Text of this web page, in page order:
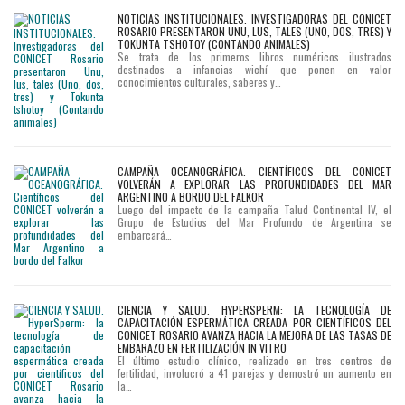
NOTICIAS INSTITUCIONALES. INVESTIGADORAS DEL CONICET
ROSARIO PRESENTARON UNU, LUS, TALES (UNO, DOS, TRES) Y
TOKUNTA TSHOTOY (CONTANDO ANIMALES)
Se trata de los primeros libros numéricos ilustrados
destinados a infancias wichí que ponen en valor
conocimientos culturales, saberes y…
CAMPAÑA OCEANOGRÁFICA. CIENTÍFICOS DEL CONICET
VOLVERÁN A EXPLORAR LAS PROFUNDIDADES DEL MAR
ARGENTINO A BORDO DEL FALKOR
Luego del impacto de la campaña Talud Continental IV, el
Grupo de Estudios del Mar Profundo de Argentina se
embarcará…
CIENCIA Y SALUD. HYPERSPERM: LA TECNOLOGÍA DE
CAPACITACIÓN ESPERMÁTICA CREADA POR CIENTÍFICOS DEL
CONICET ROSARIO AVANZA HACIA LA MEJORA DE LAS TASAS DE
EMBARAZO EN FERTILIZACIÓN IN VITRO
El último estudio clínico, realizado en tres centros de
fertilidad, involucró a 41 parejas y demostró un aumento en
la…